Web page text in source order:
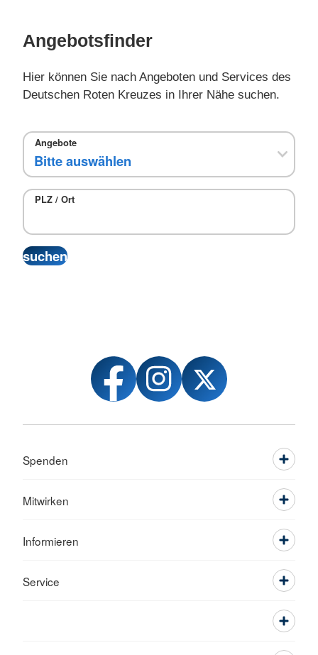
Angebotsfinder
Hier können Sie nach Angeboten und Services des
Deutschen Roten Kreuzes in Ihrer Nähe suchen.
Angebote
PLZ / Ort
Spenden
Mitwirken
Informieren
Service